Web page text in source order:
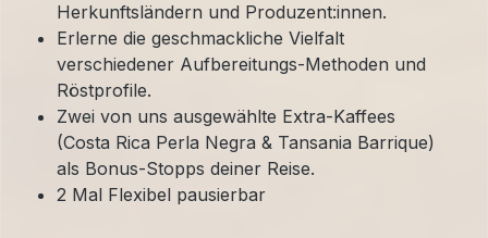
Herkunftsländern und Produzent:innen.
Erlerne die geschmackliche Vielfalt
verschiedener Aufbereitungs-Methoden und
Röstprofile.
Zwei von uns ausgewählte Extra-Kaffees
(Costa Rica Perla Negra & Tansania Barrique)
als Bonus-Stopps deiner Reise.
2 Mal Flexibel pausierbar